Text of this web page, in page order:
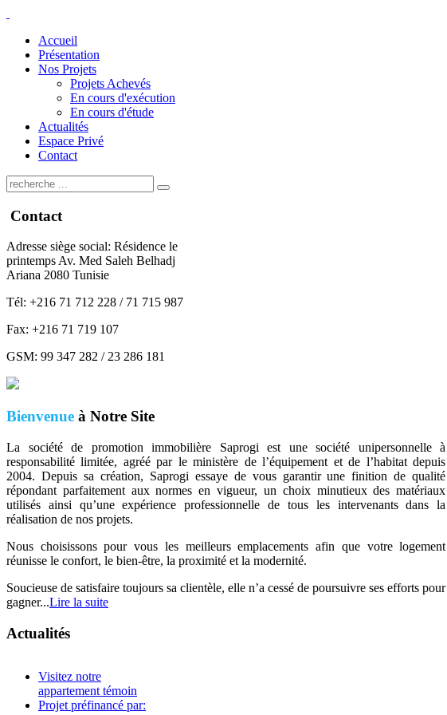
Accueil
Présentation
Nos Projets
Projets Achevés
En cours d'exécution
En cours d'étude
Actualités
Espace Privé
Contact
Contact
Adresse siège social: Résidence le
printemps Av. Med Saleh Belhadj
Ariana 2080 Tunisie
Tél: +216 71 712 228 / 71 715 987
Fax: +216 71 719 107
GSM: 99 347 282 / 23 286 181
Bienvenue à Notre Site
La société de promotion immobilière Saprogi est une société unipersonnelle à
responsabilité limitée, agréé par le ministère de l’équipement et de l’habitat depuis
2004. Depuis sa création, Saprogi essaye de vous garantir une finition de qualité
répondant parfaitement aux normes en vigueur, un choix minutieux des matériaux
utilisés ainsi qu’une expérience professionnelle de tous les intervenants dans la
réalisation de nos projets.
Nous choisissons pour vous les meilleurs emplacements afin que votre logement
réunisse le confort, le bien-être, la proximité et la modernité.
Soucieuse de satisfaire toujours sa clientèle, elle n’a cessé de poursuivre ses efforts pour
gagner...Lire la suite
Actualités
Visitez notre
appartement témoin
Projet préfinancé par: